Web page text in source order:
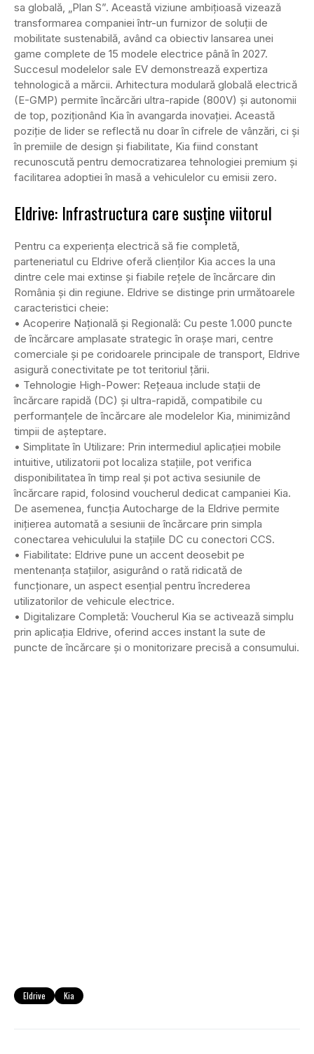
sa globală, „Plan S”. Această viziune ambițioasă vizează
transformarea companiei într-un furnizor de soluții de
mobilitate sustenabilă, având ca obiectiv lansarea unei
game complete de 15 modele electrice până în 2027.
Succesul modelelor sale EV demonstrează expertiza
tehnologică a mărcii. Arhitectura modulară globală electrică
(E-GMP) permite încărcări ultra-rapide (800V) și autonomii
de top, poziționând Kia în avangarda inovației. Această
poziție de lider se reflectă nu doar în cifrele de vânzări, ci și
în premiile de design și fiabilitate, Kia fiind constant
recunoscută pentru democratizarea tehnologiei premium și
facilitarea adoptiei în masă a vehiculelor cu emisii zero.
Eldrive: Infrastructura care susține viitorul
Pentru ca experiența electrică să fie completă,
parteneriatul cu Eldrive oferă clienților Kia acces la una
dintre cele mai extinse și fiabile rețele de încărcare din
România și din regiune. Eldrive se distinge prin următoarele
caracteristici cheie:
• Acoperire Națională și Regională: Cu peste 1.000 puncte
de încărcare amplasate strategic în orașe mari, centre
comerciale și pe coridoarele principale de transport, Eldrive
asigură conectivitate pe tot teritoriul țării.
• Tehnologie High-Power: Rețeaua include stații de
încărcare rapidă (DC) și ultra-rapidă, compatibile cu
performanțele de încărcare ale modelelor Kia, minimizând
timpii de așteptare.
• Simplitate în Utilizare: Prin intermediul aplicației mobile
intuitive, utilizatorii pot localiza stațiile, pot verifica
disponibilitatea în timp real și pot activa sesiunile de
încărcare rapid, folosind voucherul dedicat campaniei Kia.
De asemenea, funcția Autocharge de la Eldrive permite
inițierea automată a sesiunii de încărcare prin simpla
conectarea vehiculului la stațiile DC cu conectori CCS.
• Fiabilitate: Eldrive pune un accent deosebit pe
mentenanța stațiilor, asigurând o rată ridicată de
funcționare, un aspect esențial pentru încrederea
utilizatorilor de vehicule electrice.
• Digitalizare Completă: Voucherul Kia se activează simplu
prin aplicația Eldrive, oferind acces instant la sute de
puncte de încărcare și o monitorizare precisă a consumului.
Eldrive Kia